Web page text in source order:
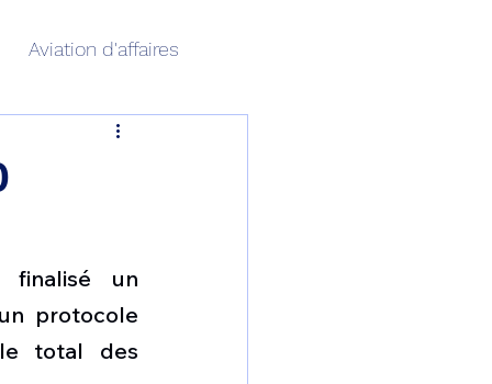
Aviation d'affaires
Art & Aviation
ESPACE
finalisé un
protocole
total des